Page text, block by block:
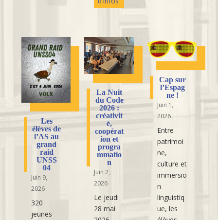
Les
élèves de
l’AS au
grand
raid
UNSS
04
Juin 9,
2026
320
jeunes
La Nuit
du Code
2026 :
créativit
é,
coopérat
ion et
progra
mmatio
n
Juin 2,
2026
Le jeudi
28 mai
Cap sur
l’Espag
ne !
Juin 1,
2026
Entre
patrimoi
ne,
culture et
immersio
n
linguistiq
ue, les